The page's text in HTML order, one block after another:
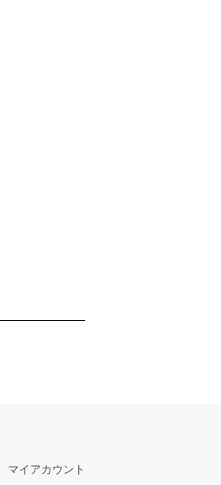
マイアカウント